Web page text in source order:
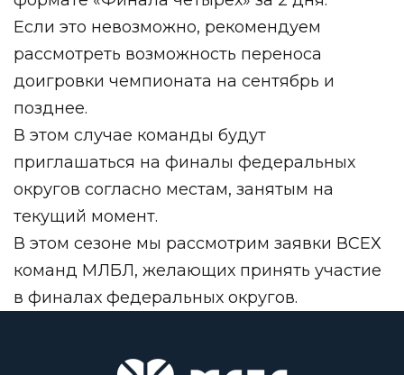
Если это невозможно, рекомендуем
рассмотреть возможность переноса
доигровки чемпионата на сентябрь и
позднее.
В этом случае команды будут
приглашаться на финалы федеральных
округов согласно местам, занятым на
текущий момент.
В этом сезоне мы рассмотрим заявки ВСЕХ
команд МЛБЛ, желающих принять участие
в финалах федеральных округов.